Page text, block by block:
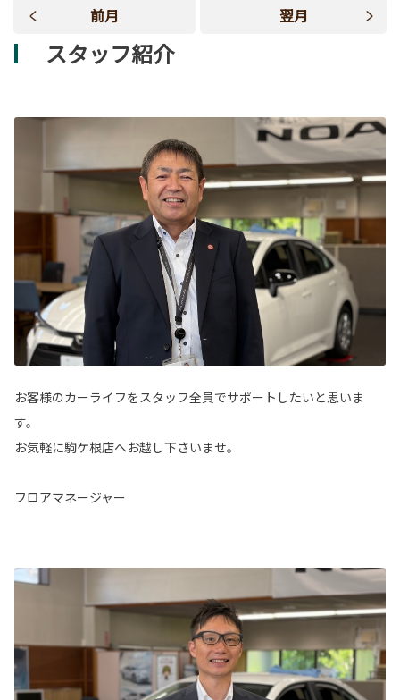
前月 翌月
スタッフ紹介
お客様のカーライフをスタッフ全員でサポートしたいと思いま
す。
お気軽に駒ケ根店へお越し下さいませ。
フロアマネージャー